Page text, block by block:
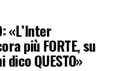
«L’Inter
più FORTE, su
QUESTO»